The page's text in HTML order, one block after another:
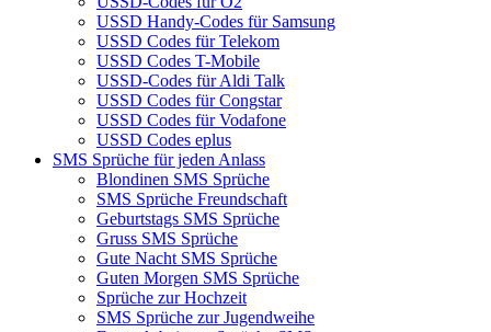
USSD Handy-Codes für Samsung
USSD Codes für Telekom
USSD Codes T-Mobile
USSD-Codes für Aldi Talk
USSD Codes für Congstar
USSD Codes für Vodafone
USSD Codes eplus
SMS Sprüche für jeden Anlass
Blondinen SMS Sprüche
SMS Sprüche Freundschaft
Geburtstags SMS Sprüche
Gruss SMS Sprüche
Gute Nacht SMS Sprüche
Guten Morgen SMS Sprüche
Sprüche zur Hochzeit
SMS Sprüche zur Jugendweihe